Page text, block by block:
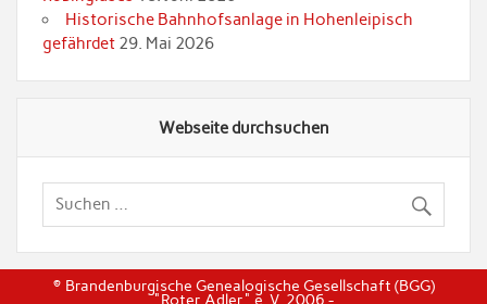
Historische Bahnhofsanlage in Hohenleipisch
gefährdet 29. Mai 2026
Webseite durchsuchen
© Brandenburgische Genealogische Gesellschaft (BGG)
"Roter Adler" e. V. 2006 -